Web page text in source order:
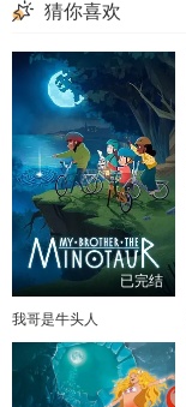
猜你喜欢
已完结
我哥是牛头人